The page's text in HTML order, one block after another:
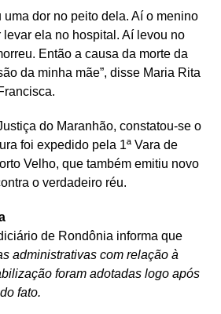
uma dor no peito dela. Aí o menino
ela no hospital. Aí levou no
Então a causa da morte da
da minha mãe”, disse Maria Rita
do Maranhão, constatou-se o
foi expedido pela 1ª Vara de
Velho, que também emitiu novo
o verdadeiro réu.
de Rondônia informa que
administrativas com relação à
foram adotadas logo após
fato.